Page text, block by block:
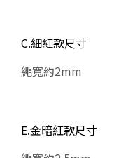
C.細紅款尺寸
繩寬約2mm
E.金暗紅款尺寸